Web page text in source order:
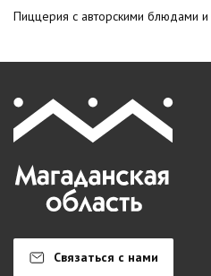
Пиццерия с авторскими блюдами
Связаться с нами